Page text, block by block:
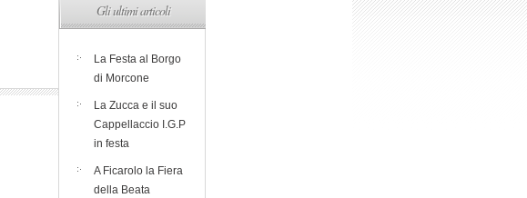
Gli ultimi articoli
La Festa al Borgo
di Morcone
La Zucca e il suo
Cappellaccio I.G.P
in festa
A Ficarolo la Fiera
della Beata